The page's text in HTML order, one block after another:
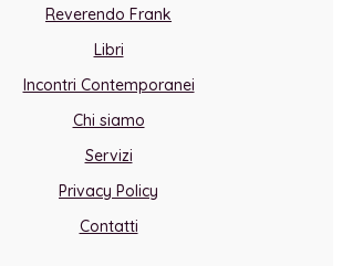
Reverendo Frank
Libri
Incontri Contemporanei
Chi siamo
Servizi
Privacy Policy
Contatti